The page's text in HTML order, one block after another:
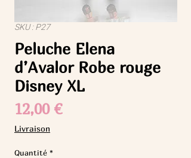
SKU : P27
Peluche Elena
d’Avalor Robe rouge
Disney XL
12,00 €Prix
Livraison
Quantité *